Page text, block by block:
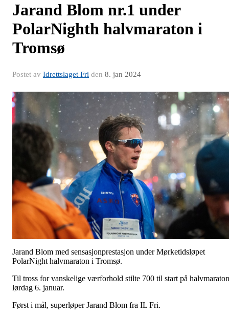
Jarand Blom nr.1 under
PolarNighth halvmaraton i
Tromsø
Postet av Idrettslaget Fri den 8. jan 2024
Jarand Blom med sensasjonprestasjon under Mørketidsløpet
PolarNight halvmaraton i Tromsø.
Til tross for vanskelige værforhold stilte 700 til start på
lørdag 6. januar.
Først i mål, superløper Jarand Blom fra IL Fri.